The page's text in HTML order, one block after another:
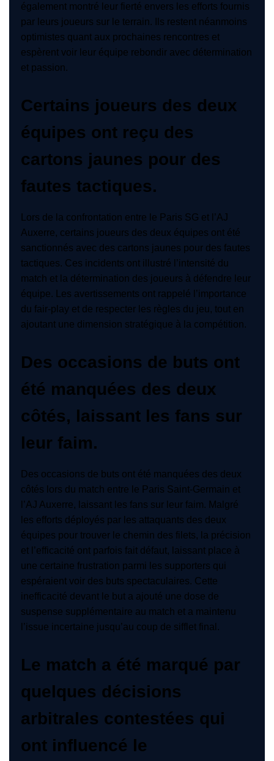
également montré leur fierté envers les efforts fournis
par leurs joueurs sur le terrain. Ils restent néanmoins
optimistes quant aux prochaines rencontres et
espèrent voir leur équipe rebondir avec détermination
et passion.
Certains joueurs des deux
équipes ont reçu des
cartons jaunes pour des
fautes tactiques.
Lors de la confrontation entre le Paris SG et l’AJ
Auxerre, certains joueurs des deux équipes ont été
sanctionnés avec des cartons jaunes pour des fautes
tactiques. Ces incidents ont illustré l’intensité du
match et la détermination des joueurs à défendre leur
équipe. Les avertissements ont rappelé l’importance
du fair-play et de respecter les règles du jeu, tout en
ajoutant une dimension stratégique à la compétition.
Des occasions de buts ont
été manquées des deux
côtés, laissant les fans sur
leur faim.
Des occasions de buts ont été manquées des deux
côtés lors du match entre le Paris Saint-Germain et
l’AJ Auxerre, laissant les fans sur leur faim. Malgré
les efforts déployés par les attaquants des deux
équipes pour trouver le chemin des filets, la précision
et l’efficacité ont parfois fait défaut, laissant place à
une certaine frustration parmi les supporters qui
espéraient voir des buts spectaculaires. Cette
inefficacité devant le but a ajouté une dose de
suspense supplémentaire au match et a maintenu
l’issue incertaine jusqu’au coup de sifflet final.
Le match a été marqué par
quelques décisions
arbitrales contestées qui
ont influencé le